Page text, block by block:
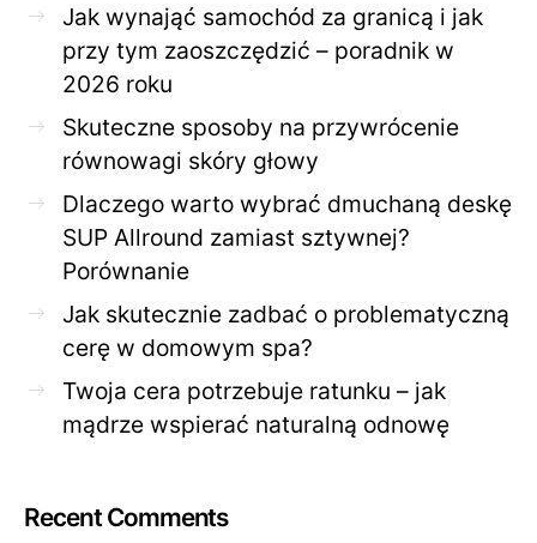
Jak wynająć samochód za granicą i jak
przy tym zaoszczędzić – poradnik w
2026 roku
Skuteczne sposoby na przywrócenie
równowagi skóry głowy
Dlaczego warto wybrać dmuchaną deskę
SUP Allround zamiast sztywnej?
Porównanie
Jak skutecznie zadbać o problematyczną
cerę w domowym spa?
Twoja cera potrzebuje ratunku – jak
mądrze wspierać naturalną odnowę
Recent Comments